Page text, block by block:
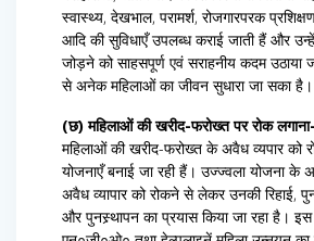
स्वास्थ्य, देखभाल, परामर्श, रोजगारपरक
आदि की सुविधाएँ उपलब्ध कराई जाती हैं और
जोड़ने को साहसपूर्ण एवं सराहनीय कदम उठाया
से अनेक महिलाओं का जीवन सुधारा जा सका है।
(छ) महिलाओं की खरीद-फरोख्त पर रोक
महिलाओं की खरीद-फरोख्त के अवैध व्यपार को
योजनाएँ बनाई जा रही हैं। उज्ज्वला योजना के
अवैध व्यापार को रोकने से लेकर उनकी रिहाई,
और पुनस्र्थापन का प्रयास किया जा रहा है।